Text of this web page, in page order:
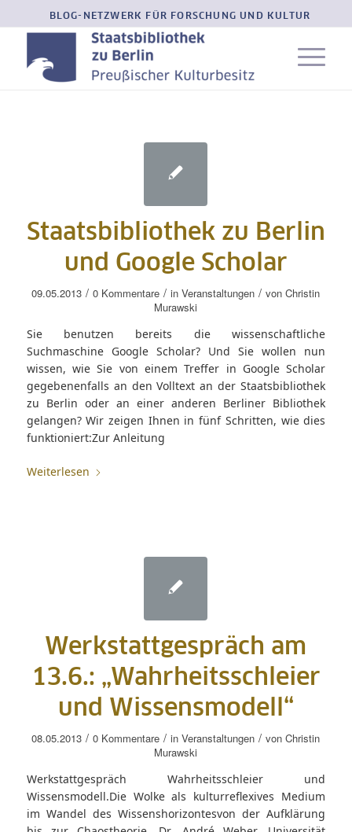
BLOG-NETZWERK FÜR FORSCHUNG UND KULTUR
Staatsbibliothek zu Berlin
und Google Scholar
09.05.2013 / 0 Kommentare / inVeranstaltungen / vonChristin
Murawski
Sie benutzen bereits die wissenschaftliche
Suchmaschine Google Scholar? Und Sie wollen nun
wissen, wie Sie von einem Treffer in Google Scholar
gegebenenfalls an den Volltext an der Staatsbibliothek
zu Berlin oder an einer anderen Berliner Bibliothek
gelangen? Wir zeigen Ihnen in fünf Schritten, wie dies
funktioniert:Zur Anleitung
Weiterlesen
Werkstattgespräch am
13.6.: „Wahrheitsschleier
und Wissensmodell“
08.05.2013 / 0 Kommentare / inVeranstaltungen / vonChristin
Murawski
Werkstattgespräch Wahrheitsschleier und
Wissensmodell.Die Wolke als kulturreflexives Medium
im Wandel des Wissenshorizontesvon der Aufklärung